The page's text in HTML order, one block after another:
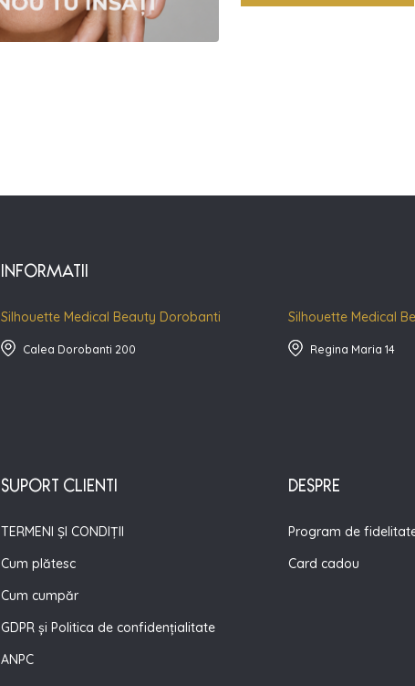
INFORMATII
Silhouette Medical Beauty Dorobanti
Calea Dorobanti 200
SUPORT CLIENTI
TERMENI ȘI CONDIȚII
Cum plătesc
Cum cumpăr
GDPR și Politica de confidențialitate
ANPC
Silhouette Medical
Regina Maria 14
DESPRE
Program de
Card cadou